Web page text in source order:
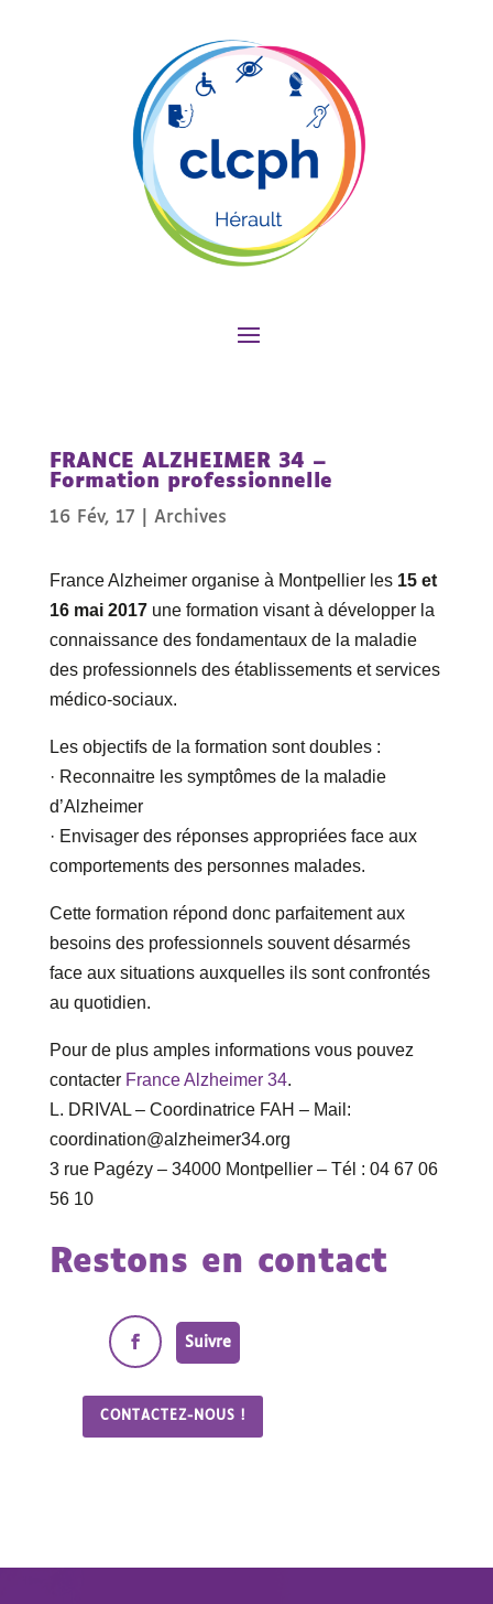
FRANCE ALZHEIMER 34 –
Formation professionnelle
16 Fév, 17 Archives
France Alzheimer organise à Montpellier les15 et
16 mai 2017une formation visant à développer la
connaissance des fondamentaux de la maladie
des professionnels des établissements et services
médico-sociaux.
Les objectifs de la formation sont doubles :
· Reconnaitre les symptômes de la maladie
d’Alzheimer
· Envisager des réponses appropriées face aux
comportements des personnes malades.
Cette formation répond donc parfaitement aux
besoins des professionnels souvent désarmés
face aux situations auxquelles ils sont confrontés
au quotidien.
Pour de plus amples informations vous pouvez
contacter France Alzheimer 34.
L. DRIVAL – Coordinatrice FAH – Mail:
coordination@alzheimer34.org
3 rue Pagézy – 34000 Montpellier – Tél : 04 67 06
56 10
Restons en contact
Suivre
CONTACTEZ-NOUS !